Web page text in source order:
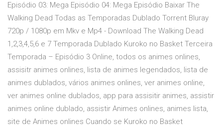
Episódio 03: Mega Episódio 04: Mega Episódio Baixar The
Walking Dead Todas as Temporadas Dublado Torrent Bluray
720p / 1080p em Mkv e Mp4 - Download The Walking Dead
1,2,3,4,5,6 e 7 Temporada Dublado Kuroko no Basket Terceira
Temporada – Episódio 3 Online, todos os animes onlines,
assisitr animes onlines, lista de animes legendados, lista de
animes dublados, vários animes onlines, ver animes online,
ver animes online dublados, app para assisitir animes, assistir
animes online dublado, assistir Animes onlines, animes lista,
site de Animes onlines Cuando se Kuroko no Basket